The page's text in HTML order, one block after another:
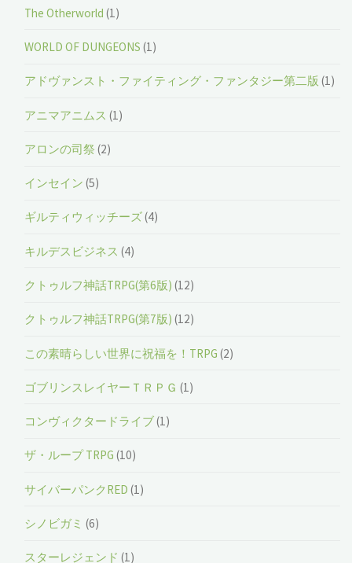
The Otherworld (1)
WORLD OF DUNGEONS (1)
アドヴァンスト・ファイティング・ファンタジー第二版 (1)
アニマアニムス (1)
アロンの司祭 (2)
インセイン (5)
ギルティウィッチーズ(4)
キルデスビジネス (4)
クトゥルフ神話TRPG(第6版) (12)
クトゥルフ神話TRPG(第7版) (12)
この素晴らしい世界に祝福を！TRPG (2)
ゴブリンスレイヤーＴＲＰＧ (1)
コンヴィクタードライブ(1)
ザ・ループ TRPG (10)
サイバーパンクRED (1)
シノビガミ (6)
スターレジェンド (1)